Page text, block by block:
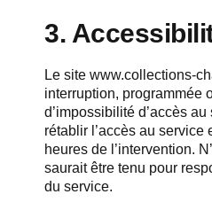
3.
Le site www.collections-
interruption, programmée
d’impossibilité d’accès
rétablir l’accès au
heures de l’intervention.
saurait être tenu pour
du service.